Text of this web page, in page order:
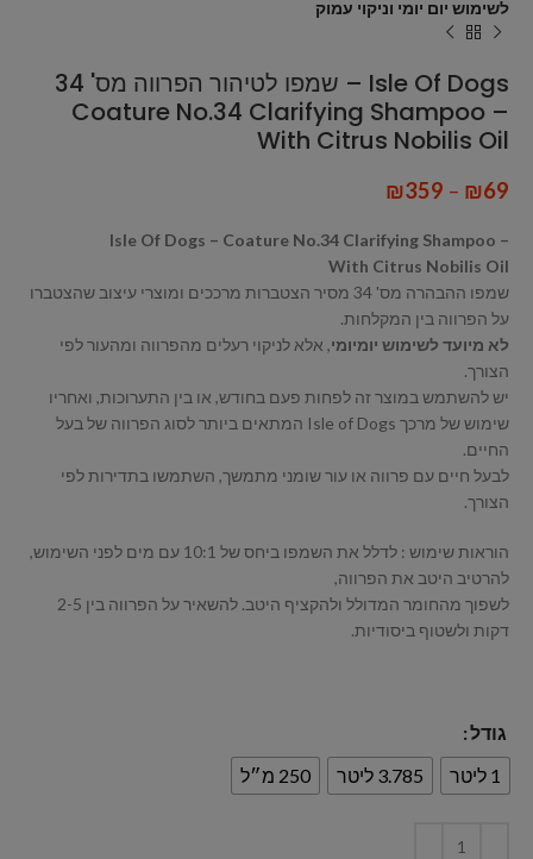
לשימוש יום יומי וניקוי עמוק
Isle Of Dogs – שמפו לטיהור הפרווה מס' 34
Coature No.34 Clarifying Shampoo –
With Citrus Nobilis Oil
₪69
–
₪359
Isle Of Dogs – Coature No.34 Clarifying Shampoo –
With Citrus Nobilis Oil
שמפו ההבהרה מס' 34 מסיר הצטברות מרככים ומוצרי עיצוב שהצטברו
על הפרווה בין המקלחות.
לא מיועד לשימוש יומיומי, אלא לניקוי רעלים מהפרווה ומהעור לפי
הצורך.
יש להשתמש במוצר זה לפחות פעם בחודש, או בין התערוכות, ואחריו
שימוש של מרכך Isle of Dogs המתאים ביותר לסוג הפרווה של בעל
החיים.
לבעל חיים עם פרווה או עור שומני מתמשך, השתמשו בתדירות לפי
הצורך.
הוראות שימוש : לדלל את השמפו ביחס של 10:1 עם מים לפני השימוש,
להרטיב היטב את הפרווה,
לשפוך מהחומר המדולל ולהקציף היטב. להשאיר על הפרווה בין 2-5
דקות ולשטוף ביסודיות.
גודל
1 ליטר
3.785 ליטר 250 מ״ל